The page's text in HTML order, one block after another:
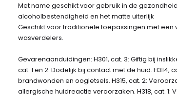
Met name geschikt voor gebruik in de
alcoholbestendigheid en het matte uiterlijk
Geschikt voor traditionele toepassingen met
wasverdelers.
Gevarenaanduidingen: H301, cat. 3: Giftig bij
cat. 1 en 2: Dodelijk bij contact met de huid. H314,
brandwonden en oogletsels. H315, cat. 2:
allergische huidreactie veroorzaken. H318, cat. 1: